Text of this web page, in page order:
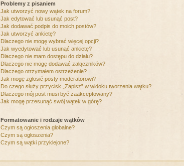
Problemy z pisaniem
Jak utworzyć nowy wątek na forum?
Jak edytować lub usunąć post?
Jak dodawać podpis do moich postów?
Jak utworzyć ankietę?
Dlaczego nie mogę wybrać więcej opcji?
Jak wyedytować lub usunąć ankietę?
Dlaczego nie mam dostępu do działu?
Dlaczego nie mogę dodawać załączników?
Dlaczego otrzymałem ostrzeżenie?
Jak mogę zgłosić posty moderatorowi?
Do czego służy przycisk „Zapisz” w widoku tworzenia wątku?
Dlaczego mój post musi być zaakceptowany?
Jak mogę przesunąć swój wątek w górę?
Formatowanie i rodzaje wątków
Czym są ogłoszenia globalne?
Czym są ogłoszenia?
Czym są wątki przyklejone?